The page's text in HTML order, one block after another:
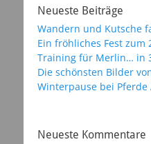
Neueste Beiträge
Wandern und Kutsche
Ein fröhliches Fest zum
Training für Merlin… in
Die schönsten Bilder
Winterpause bei
Neueste Kommentare